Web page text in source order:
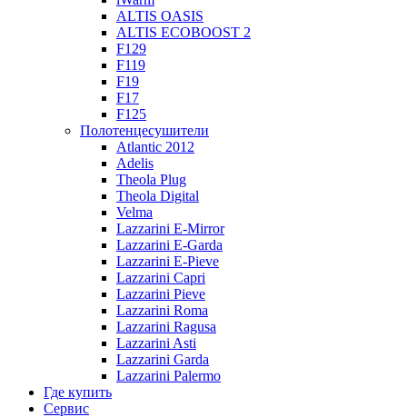
ALTIS OASIS
ALTIS ECOBOOST 2
F129
F119
F19
F17
F125
Полотенцесушители
Atlantic 2012
Adelis
Theola Plug
Theola Digital
Velma
Lazzarini E-Mirror
Lazzarini E-Garda
Lazzarini E-Pieve
Lazzarini Capri
Lazzarini Pieve
Lazzarini Roma
Lazzarini Ragusa
Lazzarini Asti
Lazzarini Garda
Lazzarini Palermo
Где купить
Сервис